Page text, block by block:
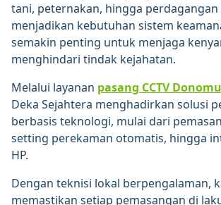
tani, peternakan, hingga perdagangan
menjadikan kebutuhan sistem
semakin penting untuk menjaga
menghindari tindak kejahatan.
Melalui layanan pasang CCTV
Deka Sejahtera menghadirkan solusi
berbasis teknologi, mulai dari
setting perekaman otomatis, hingga
HP.
Dengan teknisi lokal berpengalaman,
memastikan setiap pemasangan di